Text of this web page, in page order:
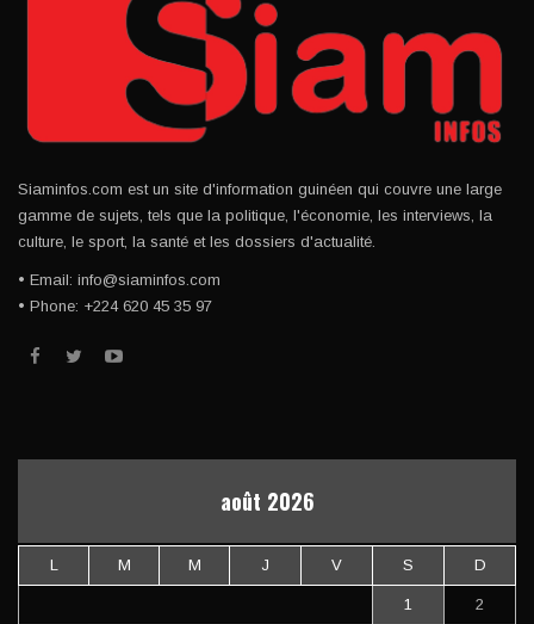
Siaminfos.com est un site d'information guinéen qui couvre une large
gamme de sujets, tels que la politique, l'économie, les interviews, la
culture, le sport, la santé et les dossiers d'actualité.
• Email: info@siaminfos.com
• Phone: +224 620 45 35 97
août 2026
L M M J V S D
1 2